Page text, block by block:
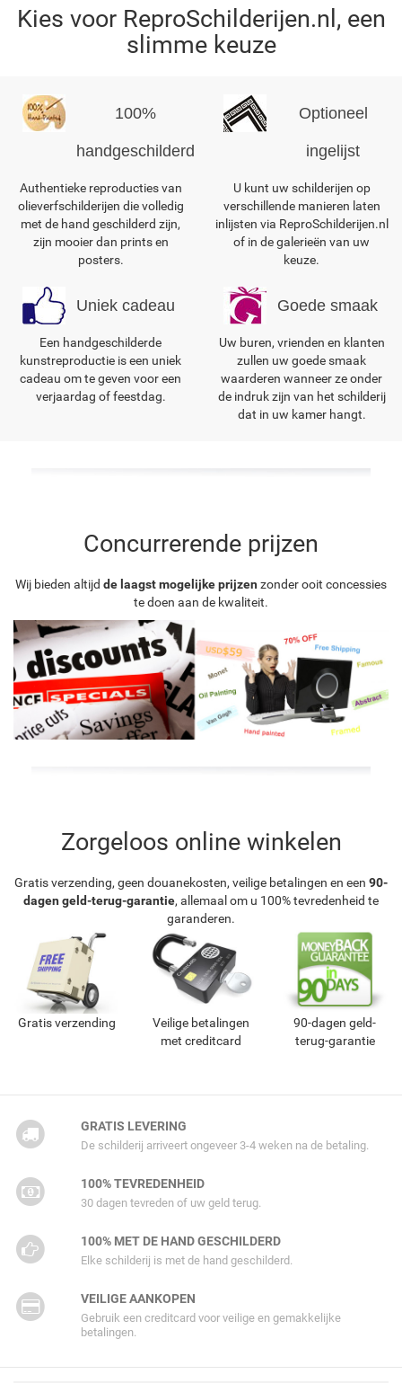
Kies voor ReproSchilderijen.nl, een
slimme keuze
100%
handgeschilderd
Authentieke reproducties van
olieverfschilderijen die volledig
met de hand geschilderd zijn,
zijn mooier dan prints en
posters.
Optioneel
ingelijst
U kunt uw schilderijen op
verschillende manieren laten
inlijsten via ReproSchilderijen.nl
of in de galerieën van uw
keuze.
Uniek cadeau
Een handgeschilderde
kunstreproductie is een uniek
cadeau om te geven voor een
verjaardag of feestdag.
Goede smaak
Uw buren, vrienden en klanten
zullen uw goede smaak
waarderen wanneer ze onder
de indruk zijn van het schilderij
dat in uw kamer hangt.
Concurrerende prijzen
Wij bieden altijd de laagst mogelijke prijzen zonder ooit concessies
te doen aan de kwaliteit.
Zorgeloos online winkelen
Gratis verzending, geen douanekosten, veilige betalingen en een 90-
dagen geld-terug-garantie, allemaal om u 100% tevredenheid te
garanderen.
Gratis verzending
Veilige betalingen
met creditcard
90-dagen geld-
terug-garantie
GRATIS LEVERING
De schilderij arriveert ongeveer 3-4 weken na de betaling.
100% TEVREDENHEID
30 dagen tevreden of uw geld terug.
100% MET DE HAND GESCHILDERD
Elke schilderij is met de hand geschilderd.
VEILIGE AANKOPEN
Gebruik een creditcard voor veilige en gemakkelijke
betalingen.